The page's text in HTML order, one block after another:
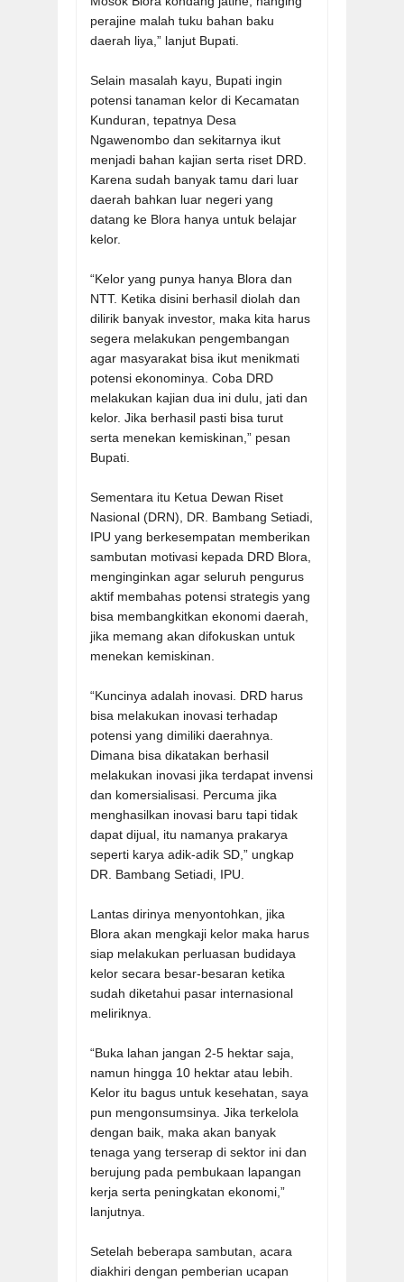
perajine malah tuku bahan baku
daerah liya,” lanjut Bupati.
Selain masalah kayu, Bupati ingin
potensi tanaman kelor di Kecamatan
Kunduran, tepatnya Desa
Ngawenombo dan sekitarnya ikut
menjadi bahan kajian serta riset DRD.
Karena sudah banyak tamu dari luar
daerah bahkan luar negeri yang
datang ke Blora hanya untuk belajar
kelor.
“Kelor yang punya hanya Blora dan
NTT. Ketika disini berhasil diolah dan
dilirik banyak investor, maka kita harus
segera melakukan pengembangan
agar masyarakat bisa ikut menikmati
potensi ekonominya. Coba DRD
melakukan kajian dua ini dulu, jati dan
kelor. Jika berhasil pasti bisa turut
serta menekan kemiskinan,” pesan
Bupati.
Sementara itu Ketua Dewan Riset
Nasional (DRN), DR. Bambang Setiadi,
IPU yang berkesempatan memberikan
sambutan motivasi kepada DRD Blora,
menginginkan agar seluruh pengurus
aktif membahas potensi strategis yang
bisa membangkitkan ekonomi daerah,
jika memang akan difokuskan untuk
menekan kemiskinan.
“Kuncinya adalah inovasi. DRD harus
bisa melakukan inovasi terhadap
potensi yang dimiliki daerahnya.
Dimana bisa dikatakan berhasil
melakukan inovasi jika terdapat invensi
dan komersialisasi. Percuma jika
menghasilkan inovasi baru tapi tidak
dapat dijual, itu namanya prakarya
seperti karya adik-adik SD,” ungkap
DR. Bambang Setiadi, IPU.
Lantas dirinya menyontohkan, jika
Blora akan mengkaji kelor maka harus
siap melakukan perluasan budidaya
kelor secara besar-besaran ketika
sudah diketahui pasar internasional
meliriknya.
“Buka lahan jangan 2-5 hektar saja,
namun hingga 10 hektar atau lebih.
Kelor itu bagus untuk kesehatan, saya
pun mengonsumsinya. Jika terkelola
dengan baik, maka akan banyak
tenaga yang terserap di sektor ini dan
berujung pada pembukaan lapangan
kerja serta peningkatan ekonomi,”
lanjutnya.
Setelah beberapa sambutan, acara
diakhiri dengan pemberian ucapan